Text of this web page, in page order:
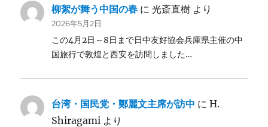
柳絮が舞う中国の春 に光斎直樹 より
2026年5月2日
この4月2日～8日まで日中友好協会兵庫県主催の中
国旅行で敦煌と西安を訪問しました…
台湾・国民党・鄭麗文主席が訪中 にH.
Shiragami より